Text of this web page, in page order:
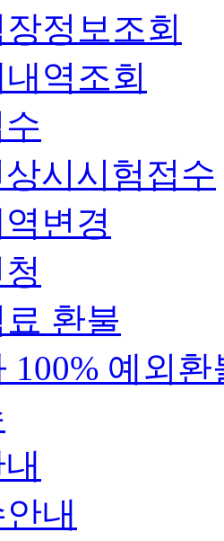
정보조회
역조회
시시험접수
변경
환불
100% 예외환
내